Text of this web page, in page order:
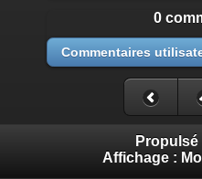
0
Commentaires
Propulsé
Affichage :